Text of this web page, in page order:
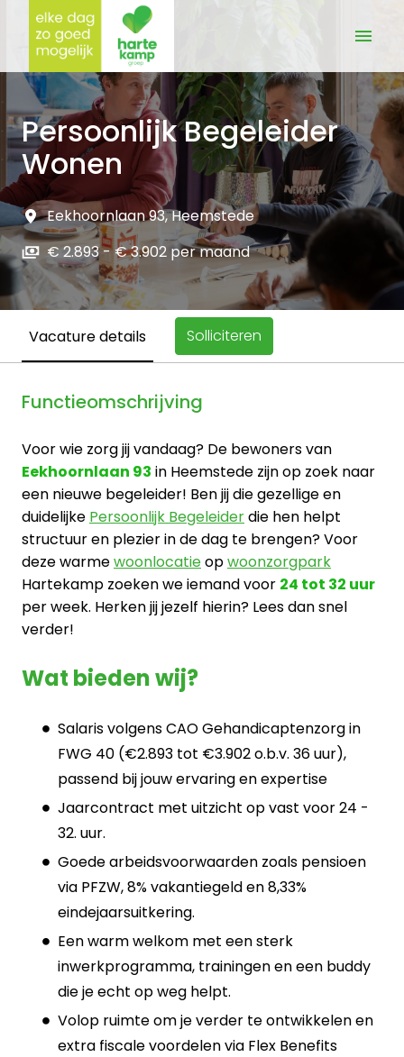
Overslaan
contentHomepagina
Persoonlijk Begeleider
Wonen
Eekhoornlaan 93,Heemstede
€ 2.893 - € 3.902 per maand
Vacature details Solliciteren
Functieomschrijving
Voor wie zorg jij vandaag? De bewoners van
Eekhoornlaan 93 in Heemstede zijn op zoek naar
een nieuwe begeleider! Ben jij die gezellige en
duidelijke Persoonlijk Begeleiderdie hen helpt
structuur en plezier in de dag te brengen? Voor
deze warmewoonlocatieopwoonzorgpark
Hartekamp zoeken we iemand voor 24 tot 32 uur
per week. Herken jij jezelf hierin? Lees dan snel
verder!
Wat bieden wij?
Salaris volgens CAO Gehandicaptenzorg in
FWG 40 (€2.893 tot €3.902 o.b.v. 36 uur),
passend bij jouw ervaring en expertise
Jaarcontract met uitzicht op vast voor 24 -
32. uur.
Goede arbeidsvoorwaarden zoals pensioen
via PFZW, 8% vakantiegeld en 8,33%
eindejaarsuitkering.
Een warm welkom met een sterk
inwerkprogramma, trainingen en een buddy
die je echt op weg helpt.
Volop ruimte om je verder te ontwikkelen en
extra fiscale voordelen via Flex Benefits